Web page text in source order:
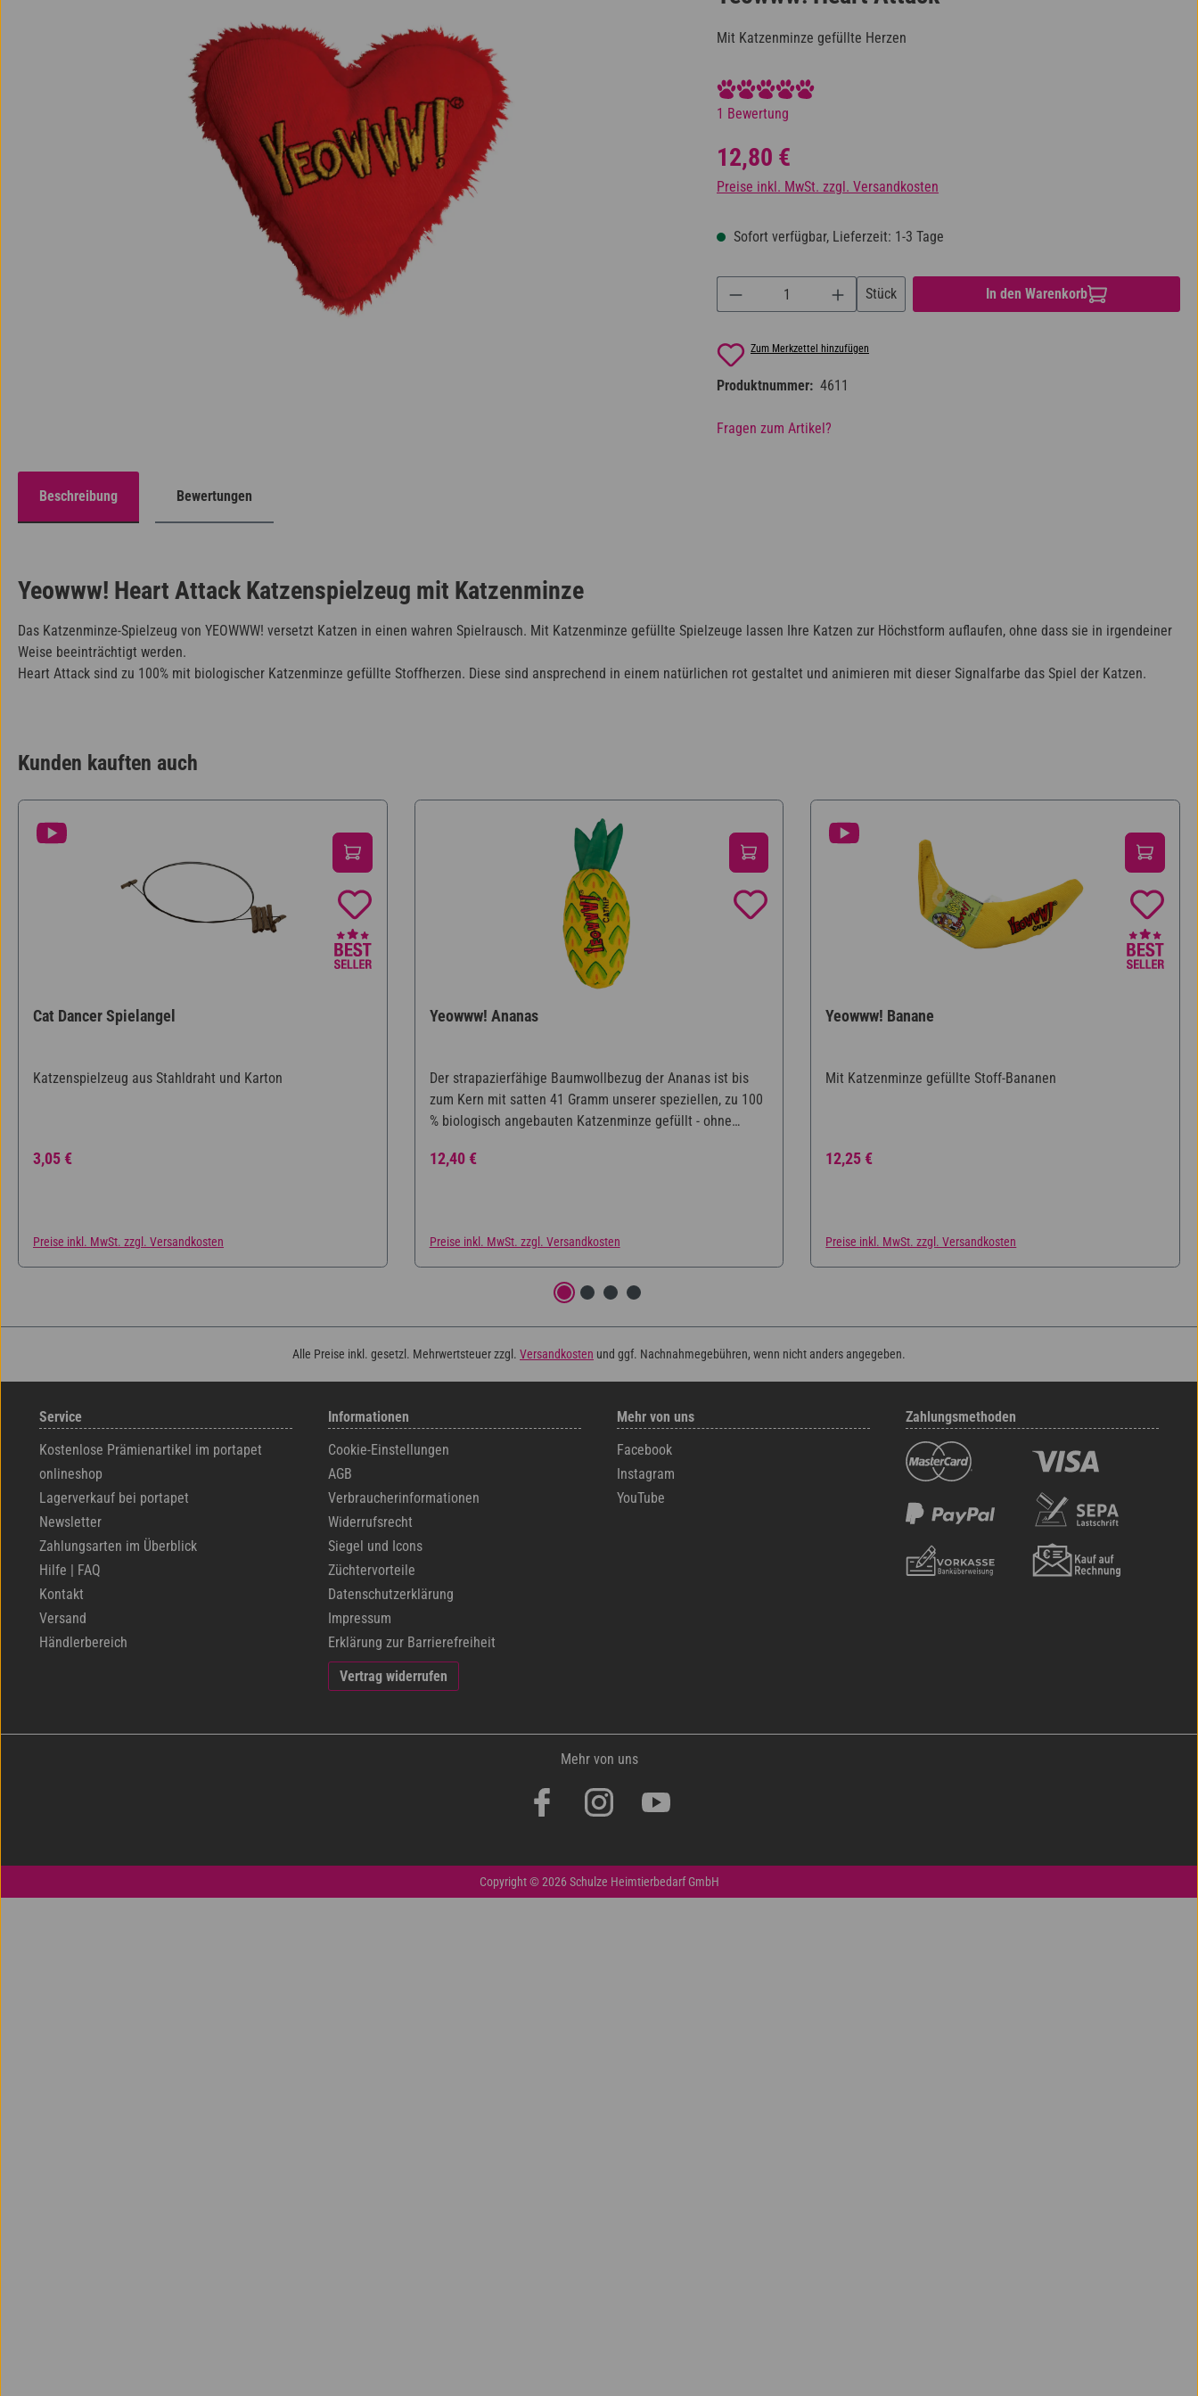
Mit Katzenminze gefüllte Herzen
Durchschnittliche Bewertung von 5 von 5 Sternen
1 Bewertung
Regulärer Preis:
12,80 €
Preise inkl. MwSt. zzgl. Versandkosten
Sofort verfügbar, Lieferzeit: 1-3 Tage
Produkt Anzahl: Gib den gewünschten Wert ein oder
Stück In den Warenkorb
Zum Merkzettel hinzufügen
Produktnummer: 4611
Fragen zum Artikel?
Beschreibung Bewertungen
Yeowww! Heart Attack Katzenspielzeug mit Katzenminze
Das Katzenminze-Spielzeug von YEOWWW! versetzt Katzen in einen wahren Spielrausch. Mit Katzenminze gefüllte Spielzeuge lassen Ihre Katzen zur Höchstform auflaufen, ohne dass sie in irgendeiner
Weise beeinträchtigt werden.
Heart Attack sind zu 100% mit biologischer Katzenminze gefüllte Stoffherzen. Diese sind ansprechend in einem natürlichen rot gestaltet und animieren mit dieser Signalfarbe das Spiel der Katzen.
Kunden kauften auch
Cat Dancer Spielangel
Katzenspielzeug aus Stahldraht und Karton
Regulärer Preis:
3,05 €
Preise inkl. MwSt. zzgl. Versandkosten
Yeowww! Ananas
Der strapazierfähige Baumwollbezug der Ananas ist bis
zum Kern mit satten 41 Gramm unserer speziellen, zu 100
% biologisch angebauten Katzenminze gefüllt - ohne
mit angenehmer Textur sorgen für Geräusche und eine
Regulärer Preis:
12,40 €
Preise inkl. MwSt. zzgl. Versandkosten
Yeowww! Banane
Mit Katzenminze gefüllte Stoff-Bananen
Regulärer Preis:
12,25 €
Preise inkl. MwSt. zzgl. Versandkosten
Alle Preise inkl. gesetzl. Mehrwertsteuer zzgl. Versandkosten und ggf. Nachnahmegebühren, wenn nicht anders angegeben.
Service
Kostenlose Prämienartikel im portapet
onlineshop
Lagerverkauf bei portapet
Newsletter
Zahlungsarten im Überblick
Hilfe | FAQ
Kontakt
Versand
Händlerbereich
Informationen
Cookie-Einstellungen
AGB
Verbraucherinformationen
Widerrufsrecht
Siegel und Icons
Züchtervorteile
Datenschutzerklärung
Impressum
Erklärung zur Barrierefreiheit
Vertrag widerrufen
Mehr von uns
Facebook
Instagram
YouTube
Zahlungsmethoden
Mehr von uns
Copyright © 2026 Schulze Heimtierbedarf GmbH